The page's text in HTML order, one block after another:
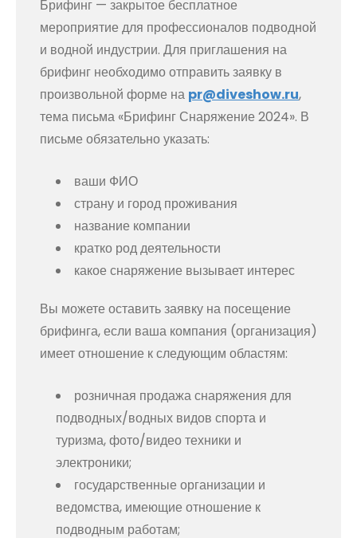
Брифинг — закрытое бесплатное
мероприятие для профессионалов подводной
и водной индустрии. Для приглашения на
брифинг необходимо отправить заявку в
произвольной форме на pr@diveshow.ru,
тема письма «Брифинг Снаряжение 2024». В
письме обязательно указать:
ваши ФИО
страну и город проживания
название компании
кратко род деятельности
какое снаряжение вызывает интерес
Вы можете оставить заявку на посещение
брифинга, если ваша компания (организация)
имеет отношение к следующим областям:
розничная продажа снаряжения для
подводных/водных видов спорта и
туризма, фото/видео техники и
электроники;
государственные организации и
ведомства, имеющие отношение к
подводным работам;